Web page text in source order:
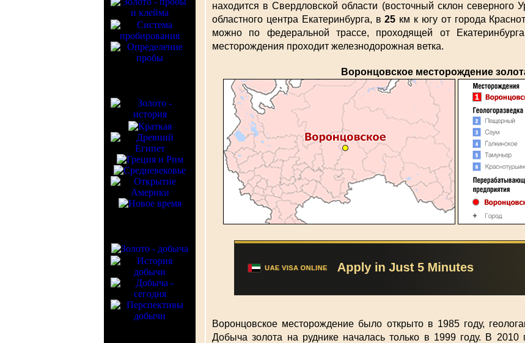
находится в Свердловской области (восточный склон северного
областного центра Екатеринбурга, в25 км к югу от города
можно по федеральной трассе, проходящей от
месторождения проходит железнодорожная ветка.
Воронцовское месторождение
Воронцовское месторождение было открыто в 1985 году,
Добыча золота на руднике началась только в 1999 году. В